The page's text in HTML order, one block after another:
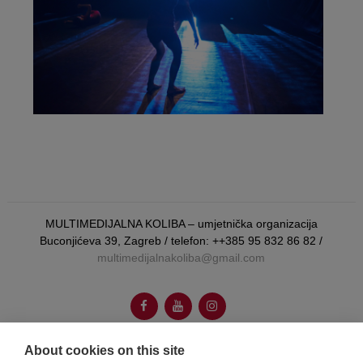
MULTIMEDIJALNA KOLIBA – umjetnička organizacija
Buconjićeva 39, Zagreb / telefon: ++385 95 832 86 82 /
multimedijalnakoliba@gmail.com
About cookies on this site